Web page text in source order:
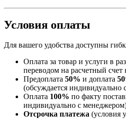
Условия оплаты
Для вашего удобства доступны
Оплата за товар и услуги в
переводом на расчетный счет
Предоплата 50% и доплата
(обсуждается индивидуально
Оплата 100% по факту
индивидуально с
Отсрочка платежа (условия